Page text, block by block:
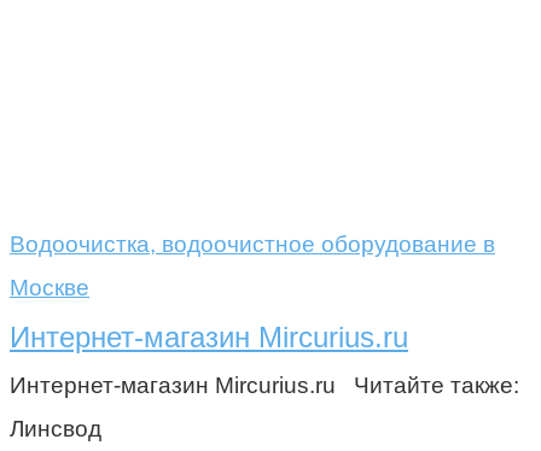
Водоочистка, водоочистное оборудование в
Москве
Интернет-магазин Mircurius.ru
Интернет-магазин Mircurius.ru Читайте также:
Линсвод